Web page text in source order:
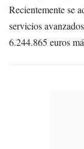
Recientemente se
servicios
6.244.865 euros